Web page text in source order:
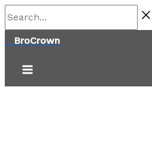
콘
Search...
BroCrown